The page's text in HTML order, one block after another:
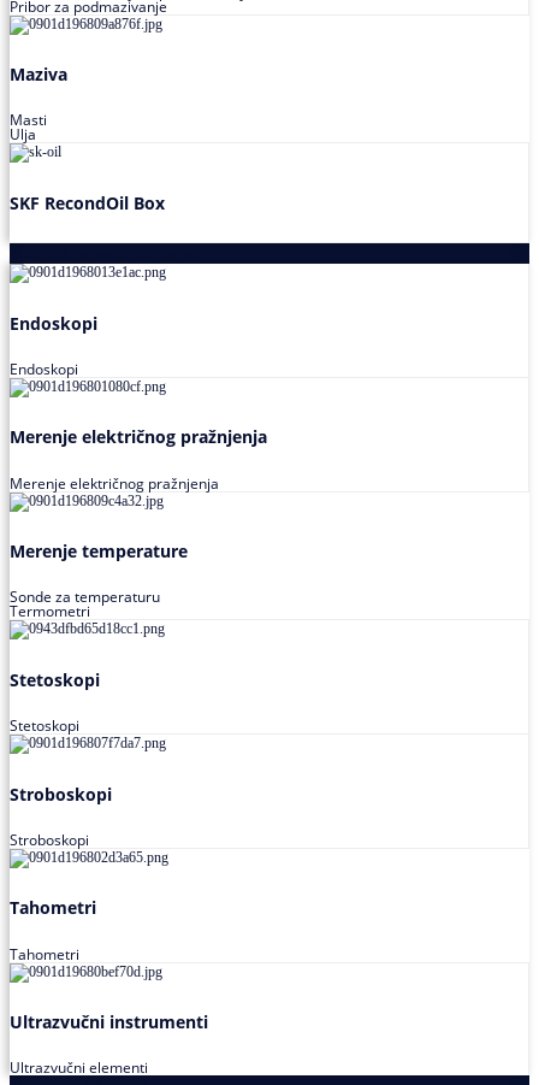
Pribor za podmazivanje
Maziva
Masti
Ulja
SKF RecondOil Box
Endoskopi
Endoskopi
Merenje električnog pražnjenja
Merenje električnog pražnjenja
Merenje temperature
Sonde za temperaturu
Termometri
Stetoskopi
Stetoskopi
Stroboskopi
Stroboskopi
Tahometri
Tahometri
Ultrazvučni instrumenti
Ultrazvučni elementi